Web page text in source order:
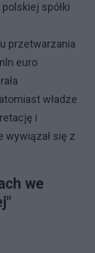
spółki
przetwarzania
euro
władze
i
wywiązał się z
we